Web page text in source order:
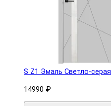
S Z1 Эмаль Светло-серая
14990 ₽